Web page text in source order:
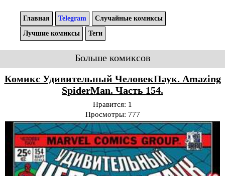
Главная Telegram
Случайные комиксы
Лучшие комиксы
Теги
Больше комиксов
Комикс Удивительный ЧеловекПаук. Amazing
SpiderMan. Часть 154.
Нравится: 1
Просмотры: 777